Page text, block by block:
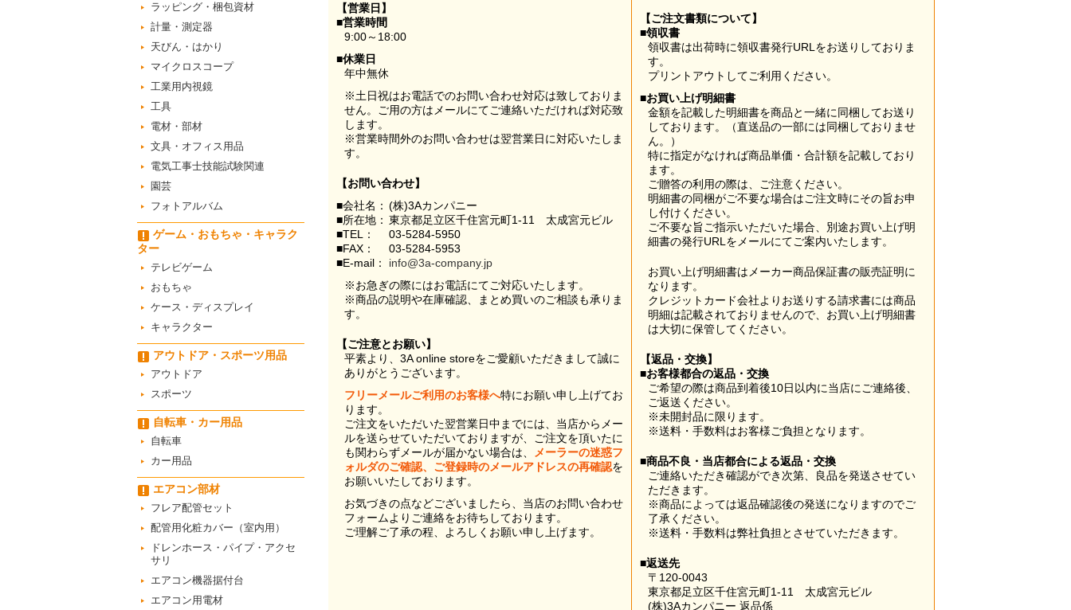
ラッピング・梱包資材
計量・測定器
天びん・はかり
マイクロスコープ
工業用内視鏡
工具
電材・部材
文具・オフィス用品
電気工事士技能試験関連
園芸
フォトアルバム
ゲーム・おもちゃ・キャラク
ター
テレビゲーム
おもちゃ
ケース・ディスプレイ
キャラクター
アウトドア・スポーツ用品
アウトドア
スポーツ
自転車・カー用品
自転車
カー用品
エアコン部材
フレア配管セット
配管用化粧カバー（室内用）
ドレンホース・パイプ・アクセ
サリ
エアコン機器据付台
エアコン用電材
【営業日】
■営業時間
9:00～18:00
■休業日
年中無休
※土日祝はお電話でのお問い合わせ対応は致しておりま
せん。ご用の方はメールにてご連絡いただければ対応致
します。
※営業時間外のお問い合わせは翌営業日に対応いたしま
す。
【お問い合わせ】
■会社名： (株)3Aカンパニー
■所在地： 東京都足立区千住宮元町1-11 太成宮元ビル
■TEL：
03-5284-5950
■FAX：
03-5284-5953
■E-mail：
info@3a-company.jp
※お急ぎの際にはお電話にてご対応いたします。
※商品の説明や在庫確認、まとめ買いのご相談も承りま
す。
【ご注意とお願い】
平素より、3A online storeをご愛顧いただきまして誠に
ありがとうございます。
フリーメールご利用のお客様へ特にお願い申し上げてお
ります。
ご注文をいただいた翌営業日中までには、当店からメー
ルを送らせていただいておりますが、ご注文を頂いたに
も関わらずメールが届かない場合は、
メーラーの迷惑フ
ォルダのご確認、ご登録時のメールアドレスの再確認を
お願いいたしております。
お気づきの点などございましたら、当店のお問い合わせ
フォームよりご連絡をお待ちしております。
ご理解ご了承の程、よろしくお願い申し上げます。
【ご注文書類について】
■領収書
領収書は出荷時に領収書発行URLをお送りしておりま
す。
プリントアウトしてご利用ください。
■お買い上げ明細書
金額を記載した明細書を商品と一緒に同梱してお送り
しております。（直送品の一部には同梱しておりませ
ん。）
特に指定がなければ商品単価・合計額を記載しており
ます。
ご贈答の利用の際は、ご注意ください。
明細書の同梱がご不要な場合はご注文時にその旨お申
し付けください。
ご不要な旨ご指示いただいた場合、別途お買い上げ明
細書の発行URLをメールにてご案内いたします。
お買い上げ明細書はメーカー商品保証書の販売証明に
なります。
クレジットカード会社よりお送りする請求書には商品
明細は記載されておりませんので、お買い上げ明細書
は大切に保管してください。
【返品・交換】
■お客様都合の返品・交換
ご希望の際は商品到着後10日以内に当店にご連絡後、
ご返送ください。
※未開封品に限ります。
※送料・手数料はお客様ご負担となります。
■商品不良・当店都合による返品・交換
ご連絡いただき確認ができ次第、良品を発送させてい
ただきます。
※商品によっては返品確認後の発送になりますのでご
了承ください。
※送料・手数料は弊社負担とさせていただきます。
■返送先
〒120-0043
東京都足立区千住宮元町1-11 太成宮元ビル
(株)3Aカンパニー 返品係